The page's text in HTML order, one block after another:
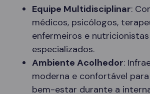
Equipe Multidisciplinar:
médicos, psicólogos,
enfermeiros e nutricionistas
especializados.
Ambiente Acolhedor:
moderna e confortável
bem-estar durante a